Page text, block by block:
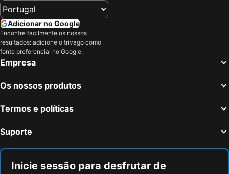
Adicionar no Google
Encontre facilmente os nossos
resultados: adicione o trivago como
fonte preferencial no Google.
Empresa
Os nossos produtos
Termos e políticas
Suporte
Inicie sessão para desfrutar de